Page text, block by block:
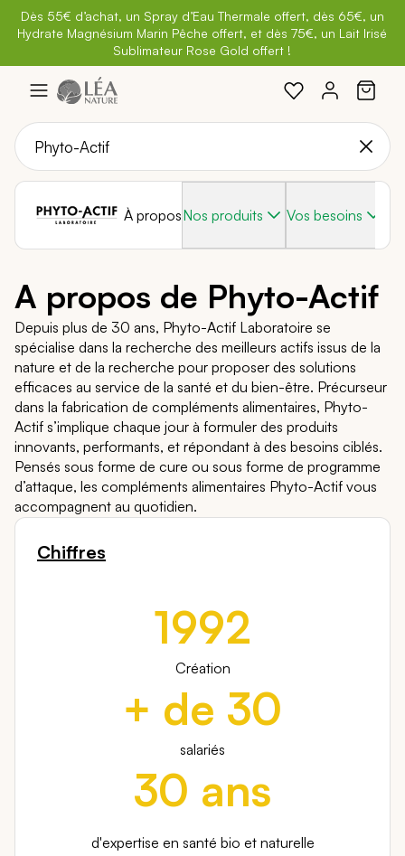
Belle semaine : Profitez de-25% + Livraison offertedès 30€
d'achat avec le codeBELLEBIO
BRADERIE :-40% sur une sélection de produits
Dès 55€ d’achat, un Spray d’Eau Thermale offert, dès 65€, un
Hydrate Magnésium Marin Pêche offert, et dès 75€, un Lait Irisé
Sublimateur Rose Gold offert !
À proposNos produits Vos besoins
A propos de Phyto-Actif
Depuis plus de 30 ans, Phyto-Actif Laboratoire se
spécialise dans la recherche des meilleurs actifs issus de la
nature et de la recherche pour proposer des solutions
efficaces au service de la santé et du bien-être. Précurseur
dans la fabrication de compléments alimentaires, Phyto-
Actif s’implique chaque jour à formuler des produits
innovants, performants, et répondant à des besoins ciblés.
Pensés sous forme de cure ou sous forme de programme
d’attaque, les compléments alimentaires Phyto-Actif vous
accompagnent au quotidien.
Chiffres
1992
Création
+ de 30
salariés
30 ans
d'expertise en santé bio et naturelle